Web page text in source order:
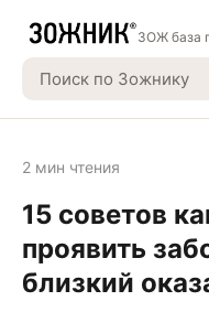
ЗОЖ база
2 мин чтения
15 советов
проявить
близкий